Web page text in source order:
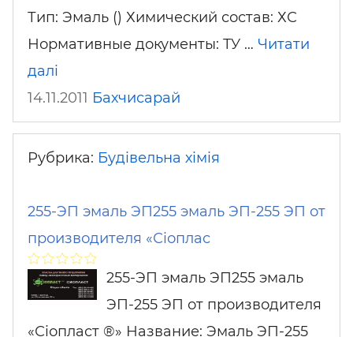
Тип: Эмаль () Химический состав: ХС
Нормативные документы: ТУ … Читати
далі
14.11.2011 Бахчисарай
Рубрика: Будівельна хімія
255-ЭП эмаль ЭП255 эмаль ЭП-255 ЭП от
производителя «Сіоплас
255-ЭП эмаль ЭП255 эмаль
ЭП-255 ЭП от производителя
«Сіопласт ®» Название: Эмаль ЭП-255